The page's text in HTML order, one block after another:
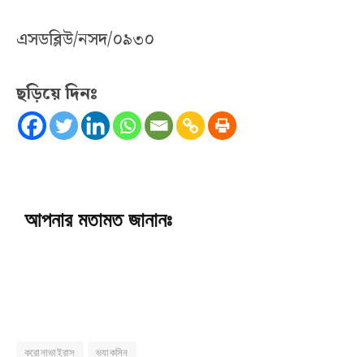
এসডব্লিউ/নসদ/০৯৩০
ছড়িয়ে দিনঃ
আপনার মতামত জানানঃ
করোনাভাইরাস ভ্যাকসিন